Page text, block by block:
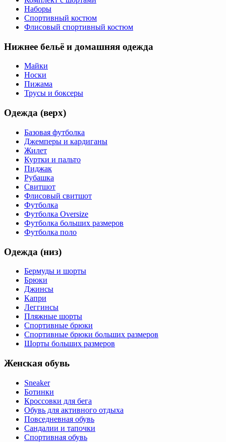
Наборы
Спортивный костюм
Флисовый спортивный костюм
Нижнее бельё и домашняя одежда
Майки
Носки
Пижама
Трусы и боксеры
Одежда (верх)
Базовая футболка
Джемперы и кардиганы
Жилет
Куртки и пальто
Пиджак
Рубашка
Свитшот
Флисовый свитшот
Футболка
Футболка Oversize
Футболка больших размеров
Футболка поло
Одежда (низ)
Бермуды и шорты
Брюки
Джинсы
Капри
Леггинсы
Пляжные шорты
Спортивные брюки
Спортивные брюки больших размеров
Шорты больших размеров
Женская обувь
Sneaker
Ботинки
Кроссовки для бега
Обувь для активного отдыха
Повседневная обувь
Сандалии и тапочки
Спортивная обувь